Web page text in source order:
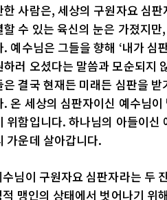
한 사람은, 세상의 구원자요 심
할 수 있는 육신의 눈은 가졌지
. 예수님은 그들을 향해 ‘내가
하러 오셨다는 말씀과 모순되
은 결국 현재든 미래든 심판을
. 온 세상의 심판자이신 예수님
위함입니다. 하나님의 아들이신
가운데 살아갑니다.
님이 구원자요 심판자라는 두
맹인의 상태에서 벗어나기 위